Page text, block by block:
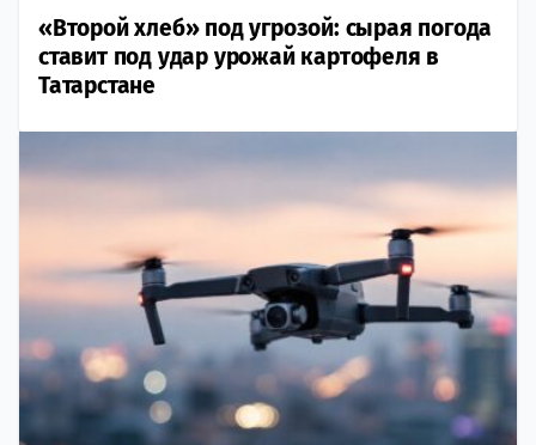
«Второй хлеб» под угрозой: сырая погода
ставит под удар урожай картофеля в
Татарстане